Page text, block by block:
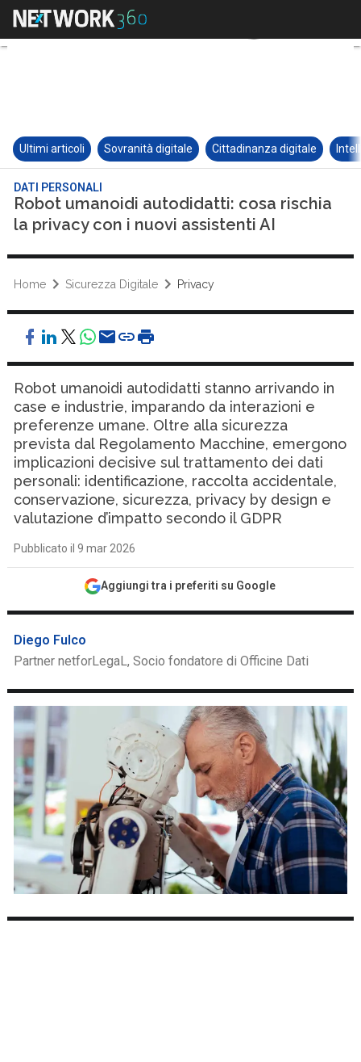
Ultimi articoli Sovranità digitale Cittadinanza digitale
DATI PERSONALI
Robot umanoidi autodidatti: cosa rischia
la privacy con i nuovi assistenti AI
Home Sicurezza Digitale Privacy
Robot umanoidi autodidatti stanno arrivando in
case e industrie, imparando da interazioni e
preferenze umane. Oltre alla sicurezza
prevista dal Regolamento Macchine, emergono
implicazioni decisive sul trattamento dei dati
personali: identificazione, raccolta accidentale,
conservazione, sicurezza, privacy by design e
valutazione d’impatto secondo il GDPR
Pubblicato il 9 mar 2026
Aggiungi tra i preferiti su Google
Diego Fulco
Partner netforLegaL, Socio fondatore di Officine Dati